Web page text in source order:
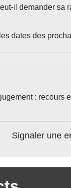
il demander sa
dates des
: recours
Signaler une